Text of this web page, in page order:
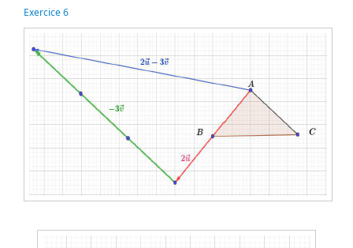
Exercice 6